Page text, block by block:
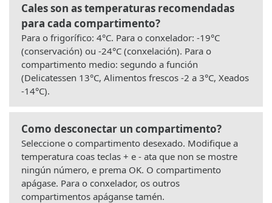
Cales son as temperaturas recomendadas
para cada compartimento?
Para o frigorífico: 4°C. Para o conxelador: -19°C
(conservación) ou -24°C (conxelación). Para o
compartimento medio: segundo a función
(Delicatessen 13°C, Alimentos frescos -2 a 3°C, Xeados
-14°C).
Como desconectar un compartimento?
Seleccione o compartimento desexado. Modifique a
temperatura coas teclas + e - ata que non se mostre
ningún número, e prema OK. O compartimento
apágase. Para o conxelador, os outros
compartimentos apáganse tamén.